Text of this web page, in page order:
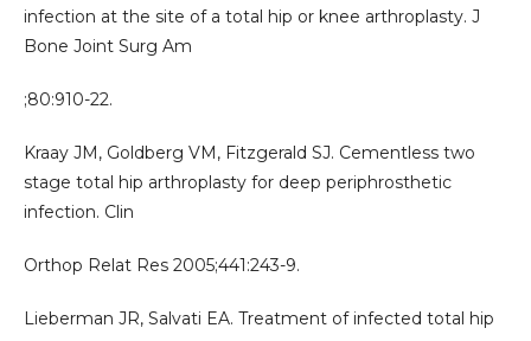
infection at the site of a total hip or knee arthroplasty. J
Bone Joint Surg Am
;80:910-22.
Kraay JM, Goldberg VM, Fitzgerald SJ. Cementless two
stage total hip arthroplasty for deep periphrosthetic
infection. Clin
Orthop Relat Res 2005;441:243-9.
Lieberman JR, Salvati EA. Treatment of infected total hip